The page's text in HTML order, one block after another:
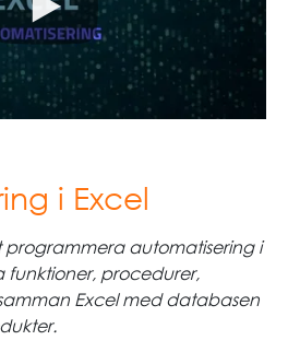
i Excel
automatisering i
funktioner, procedurer,
Excel med databasen